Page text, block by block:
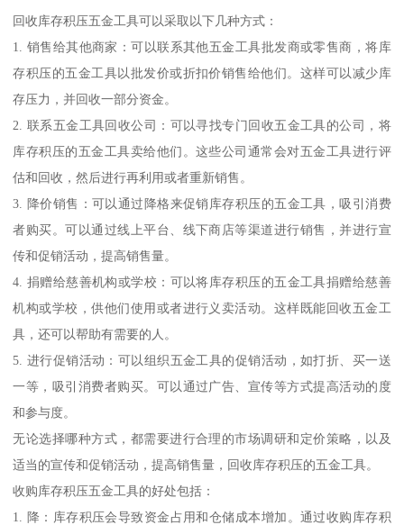
回收库存积压五金工具可以采取以下几种方式：
1. 销售给其他商家：可以联系其他五金工具批发商或零售商，将库
存积压的五金工具以批发价或折扣价销售给他们。这样可以减少库
存压力，并回收一部分资金。
2. 联系五金工具回收公司：可以寻找专门回收五金工具的公司，将
库存积压的五金工具卖给他们。这些公司通常会对五金工具进行评
估和回收，然后进行再利用或者重新销售。
3. 降价销售：可以通过降格来促销库存积压的五金工具，吸引消费
者购买。可以通过线上平台、线下商店等渠道进行销售，并进行宣
传和促销活动，提高销售量。
4. 捐赠给慈善机构或学校：可以将库存积压的五金工具捐赠给慈善
机构或学校，供他们使用或者进行义卖活动。这样既能回收五金工
具，还可以帮助有需要的人。
5. 进行促销活动：可以组织五金工具的促销活动，如打折、买一送
一等，吸引消费者购买。可以通过广告、宣传等方式提高活动的度
和参与度。
无论选择哪种方式，都需要进行合理的市场调研和定价策略，以及
适当的宣传和促销活动，提高销售量，回收库存积压的五金工具。
收购库存积压五金工具的好处包括：
1. 降：库存积压会导致资金占用和仓储成本增加。通过收购库存积